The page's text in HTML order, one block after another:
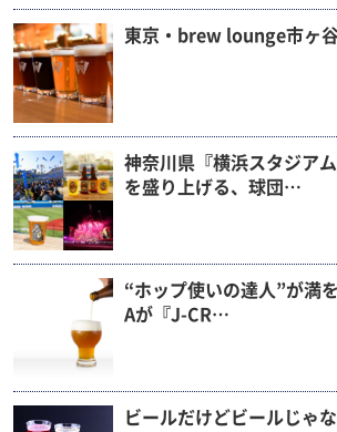
東京・brew lounge市ヶ
神奈川県『横浜スタジア
を盛り上げる、球団…
“ホップ使いの達人”が満
Aが『J-CR…
ビールだけどビールじゃ